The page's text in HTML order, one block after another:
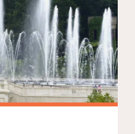
之
旅
–
费
城"